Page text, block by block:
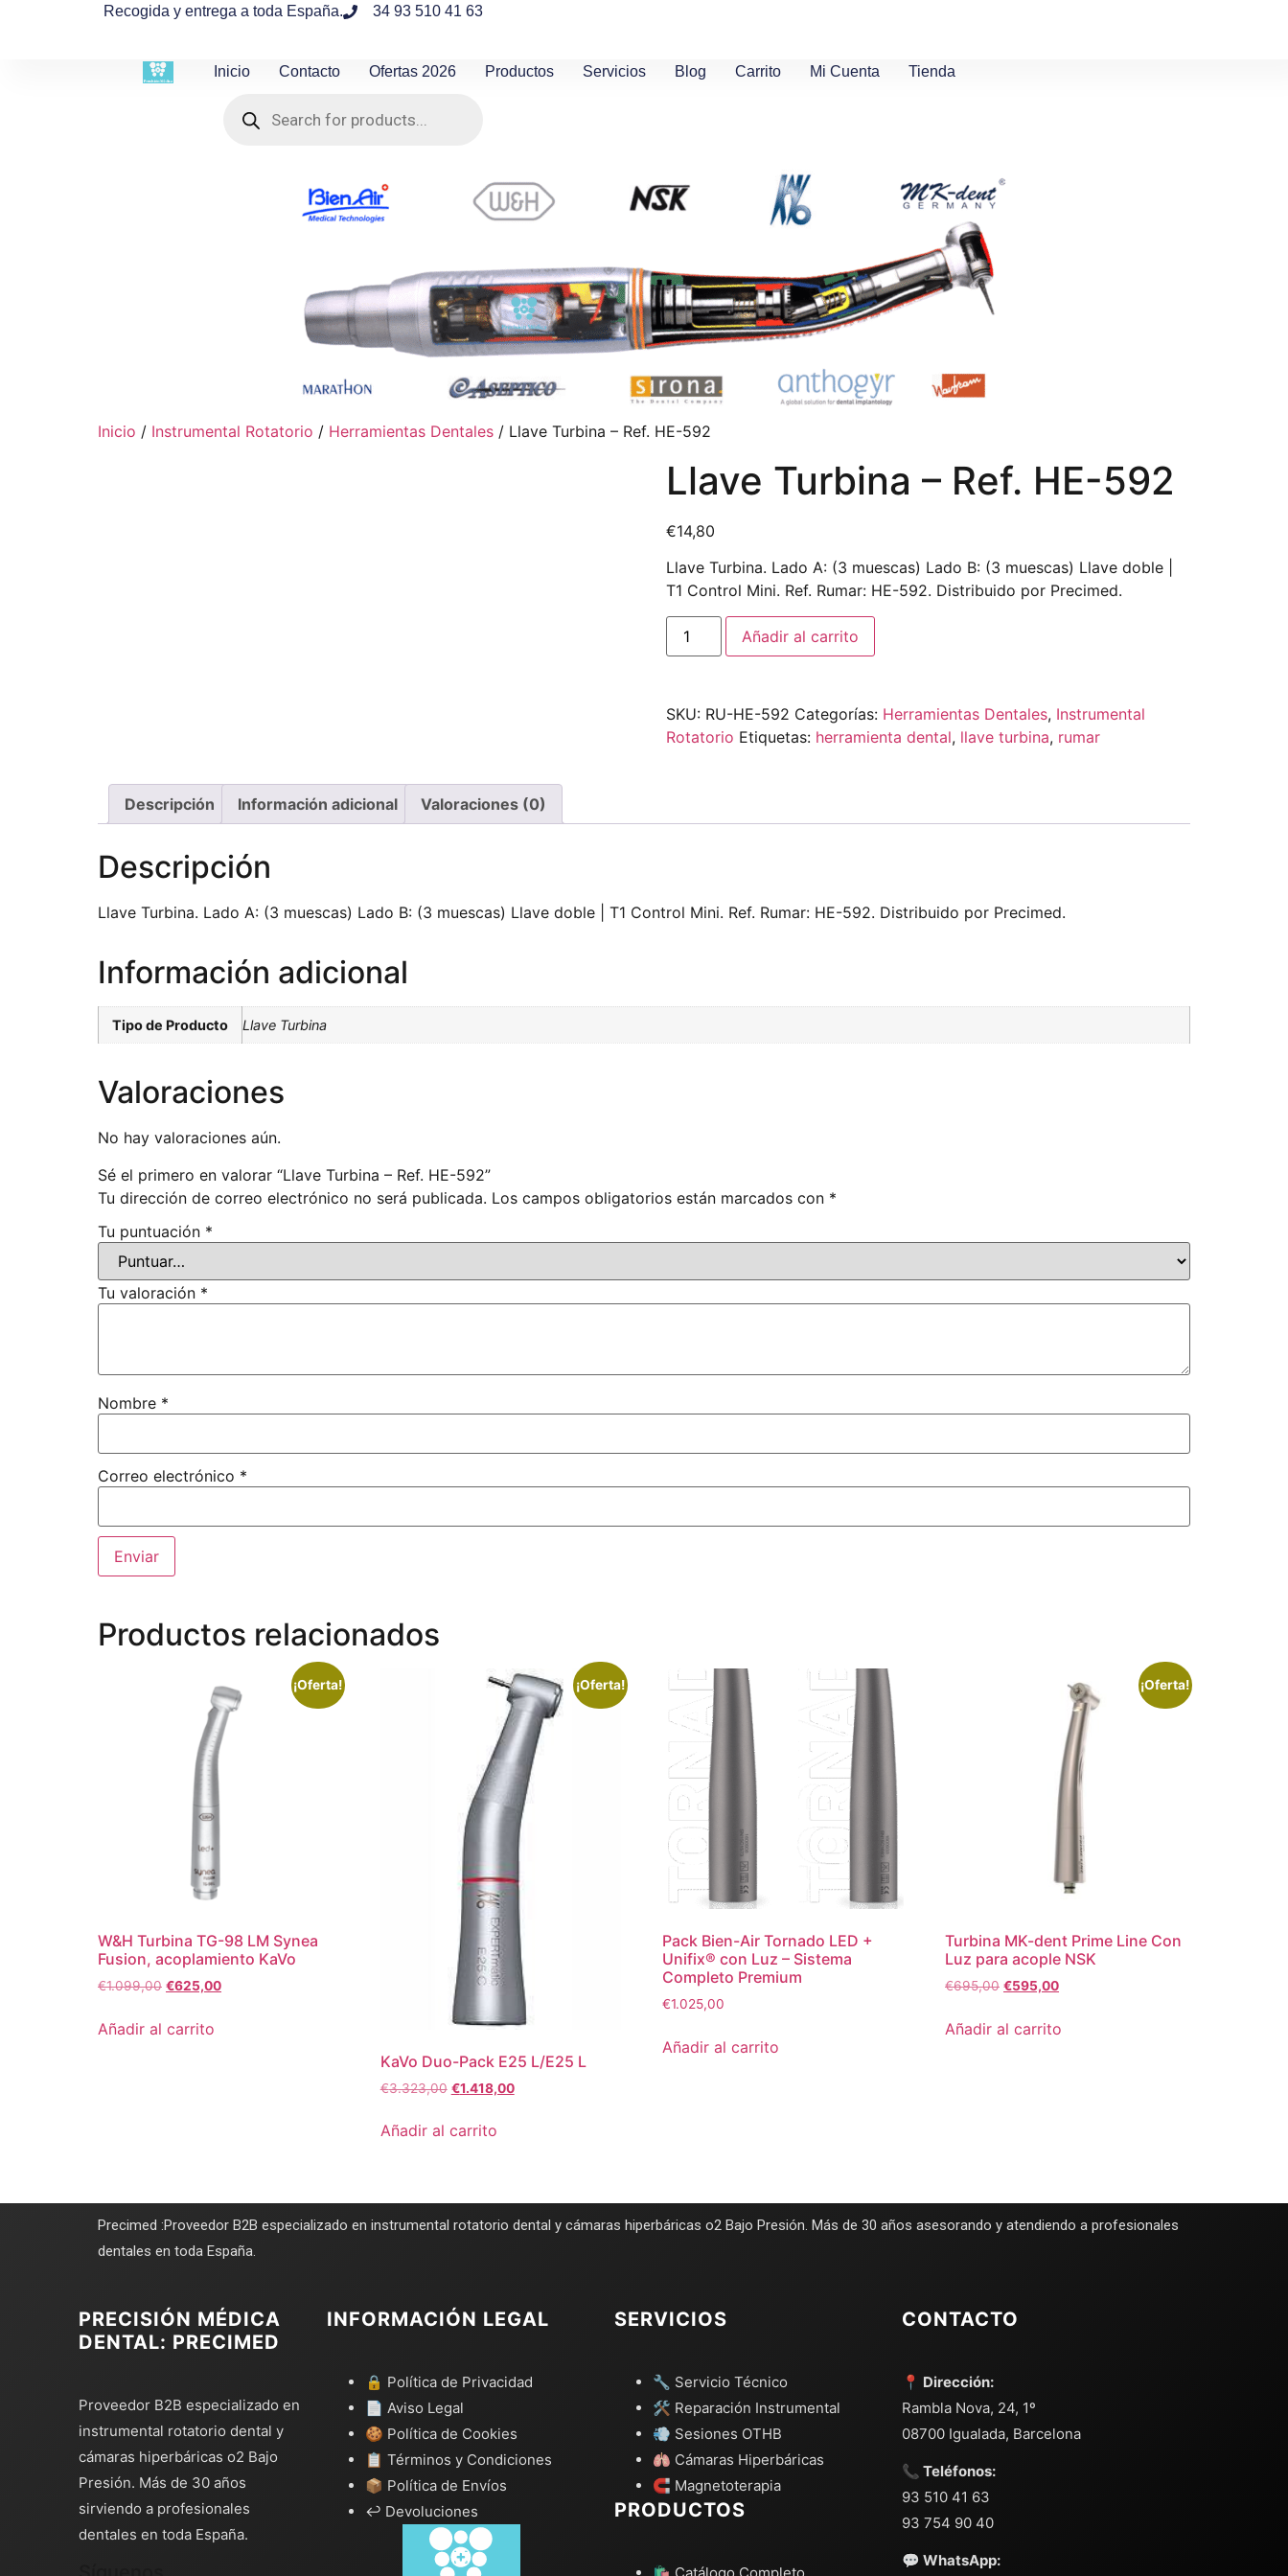
Recogida y entrega a toda España. 34 93 510 41 63
Inicio Contacto Ofertas 2026 Productos Servicios Blog Carrito Mi Cuenta Tienda
Inicio / Instrumental Rotatorio / Herramientas Dentales / Llave Turbina – Ref. HE-592
Llave Turbina – Ref. HE-592
€14,80
Llave Turbina. Lado A: (3 muescas) Lado B: (3 muescas) Llave doble |
T1 Control Mini. Ref. Rumar: HE-592. Distribuido por Precimed.
Añadir al carrito
SKU: RU-HE-592 Categorías: Herramientas Dentales, Instrumental
Rotatorio Etiquetas: herramienta dental, llave turbina, rumar
Descripción Información adicional Valoraciones (0)
Descripción
Llave Turbina. Lado A: (3 muescas) Lado B: (3 muescas) Llave doble | T1 Control Mini. Ref. Rumar: HE-592. Distribuido por Precimed.
Información adicional
Tipo de Producto Llave Turbina
Valoraciones
No hay valoraciones aún.
Sé el primero en valorar “Llave Turbina – Ref. HE-592”
Tu dirección de correo electrónico no será publicada. Los campos obligatorios están marcados con *
Tu puntuación *
Tu valoración *
Nombre *
Correo electrónico *
Productos relacionados
¡Oferta!
W&H Turbina TG-98 LM Synea
Fusion, acoplamiento KaVo
€1.099,00 €625,00
Añadir al carrito
¡Oferta!
KaVo Duo-Pack E25 L/E25 L
€3.323,00 €1.418,00
Añadir al carrito
Pack Bien-Air Tornado LED +
Unifix® con Luz – Sistema
Completo Premium
€1.025,00
Añadir al carrito
¡Oferta!
Turbina MK-dent Prime Line Con
Luz para acople NSK
€695,00 €595,00
Añadir al carrito
Precimed :Proveedor B2B especializado en instrumental rotatorio dental y cámaras hiperbáricas o2 Bajo Presión. Más de 30 años asesorando y atendiendo a profesionales
dentales en toda España.
PRECISIÓN MÉDICA
DENTAL: PRECIMED
Proveedor B2B especializado en
instrumental rotatorio dental y
cámaras hiperbáricas o2 Bajo
Presión. Más de 30 años
sirviendo a profesionales
dentales en toda España.
INFORMACIÓN LEGAL
🔒 Política de Privacidad
📄 Aviso Legal
🍪 Política de Cookies
📋 Términos y Condiciones
📦 Política de Envíos
↩️ Devoluciones
SERVICIOS
🔧 Servicio Técnico
🛠️ Reparación Instrumental
💨 Sesiones OTHB
🫁 Cámaras Hiperbáricas
🧲 Magnetoterapia
PRODUCTOS
🛍️ Catálogo Completo
CONTACTO
📍 Dirección:
Rambla Nova, 24, 1º
08700 Igualada, Barcelona
📞 Teléfonos:
93 510 41 63
93 754 90 40
💬 WhatsApp: